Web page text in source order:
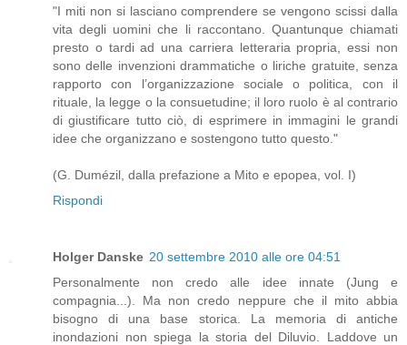
"I miti non si lasciano comprendere se vengono scissi dalla
vita degli uomini che li raccontano. Quantunque chiamati
presto o tardi ad una carriera letteraria propria, essi non
sono delle invenzioni drammatiche o liriche gratuite, senza
rapporto con l’organizzazione sociale o politica, con il
rituale, la legge o la consuetudine; il loro ruolo è al contrario
di giustificare tutto ciò, di esprimere in immagini le grandi
idee che organizzano e sostengono tutto questo."
(G. Dumézil, dalla prefazione a Mito e epopea, vol. I)
Rispondi
Holger Danske 20 settembre 2010 alle ore 04:51
Personalmente non credo alle idee innate (Jung e
compagnia...). Ma non credo neppure che il mito abbia
bisogno di una base storica. La memoria di antiche
inondazioni non spiega la storia del Diluvio. Laddove un